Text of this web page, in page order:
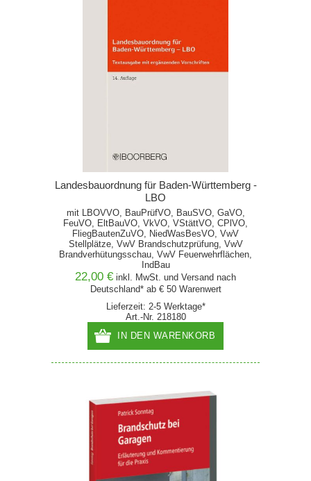
Landesbauordnung für Baden-Württemberg -
LBO
mit LBOVVO, BauPrüfVO, BauSVO, GaVO,
FeuVO, EltBauVO, VkVO, VStättVO, CPlVO,
FliegBautenZuVO, NiedWasBesVO, VwV
Stellplätze, VwV Brandschutzprüfung, VwV
Brandverhütungsschau, VwV Feuerwehrflächen,
IndBau
22,00 € inkl. MwSt. und Versand nach
Deutschland* ab € 50 Warenwert
Lieferzeit: 2-5 Werktage*
Art.-Nr. 218180
IN DEN WARENKORB